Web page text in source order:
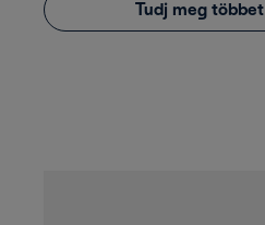
Tudj meg többet